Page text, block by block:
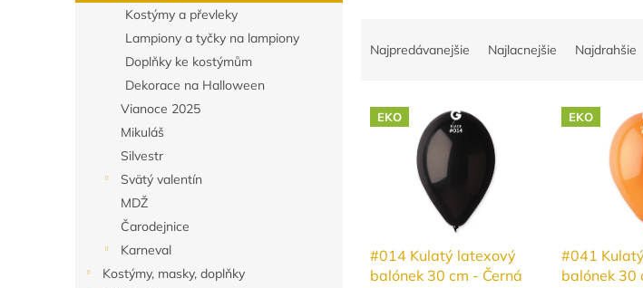
Kostýmy a převleky
Lampiony a tyčky na lampiony
Doplňky ke kostýmům
Dekorace na Halloween
Vianoce 2025
Mikuláš
Silvestr
Svätý valentín
MDŽ
Čarodejnice
Karneval
Kostýmy, masky, doplňky
n
u
Najpredávanejšie Najlacnejšie Najdrahšie
V EKO
#014 Kulatý latexový
balónek 30 cm - Černá
EKO
#041
balónek 30